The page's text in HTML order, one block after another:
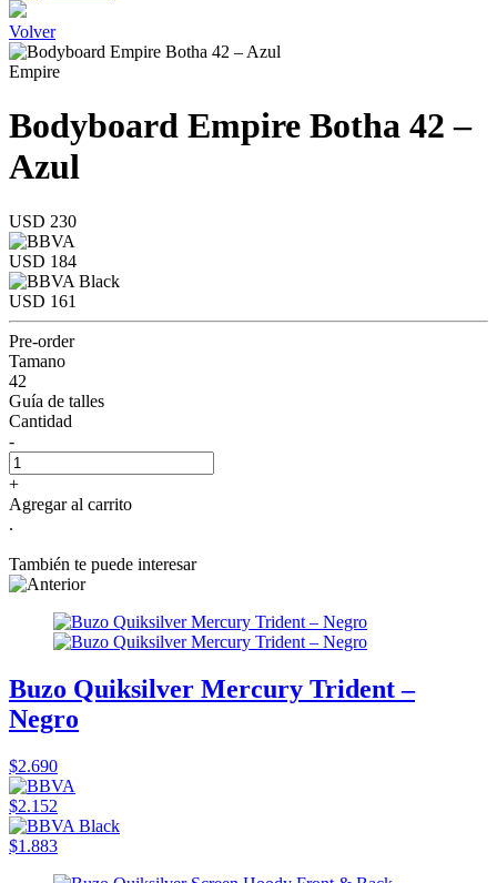
Volver
Empire
Bodyboard Empire Botha 42 –
Azul
USD 230
USD 184
USD 161
Pre-order
Tamano
42
Guía de talles
Cantidad
-
+
Agregar al carrito
.
También te puede interesar
Buzo Quiksilver Mercury Trident –
Negro
$2.690
$2.152
$1.883